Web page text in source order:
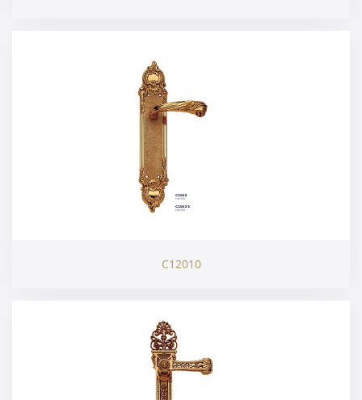
C12010